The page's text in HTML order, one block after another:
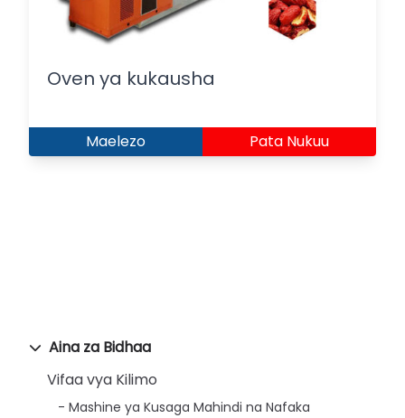
Aina za Bidhaa
Vifaa vya Kilimo
Mashine ya Kusaga Mahindi na Nafaka
Oven ya kukausha
Maelezo Pata Nukuu